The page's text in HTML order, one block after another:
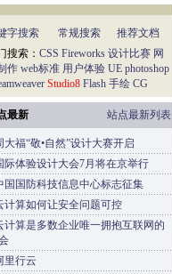
字搜索 常规搜索
推荐文档
搜索： CSS Fireworks 设计比赛 网
作 web标准 用户体验 UE photoshop
Studio8 Flash 手绘 CG
最新 站点最新列表
大福“敬•自然”设计大赛开启
际体验设计大会7月将在京举行
国国防科技信息中心标志征集
计算如何让安全问题可控
计算是多数企业唯一拥抱互联网的
里行云